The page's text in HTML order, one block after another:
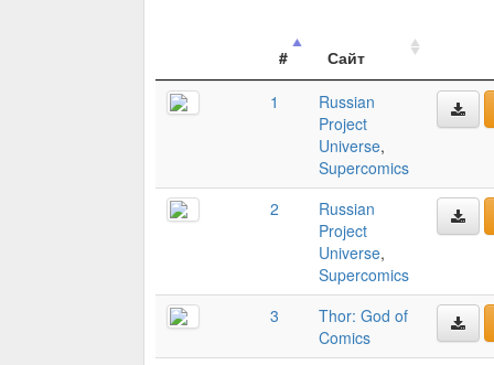
#
Сайт
1
Russian
Project
Universe,
Supercomics
2
Russian
Project
Universe,
Supercomics
3
Thor: God of
Comics